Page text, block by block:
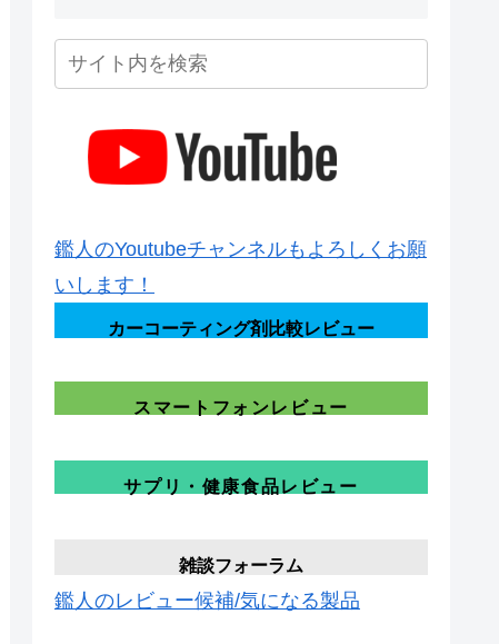
鑑人のYoutubeチャンネルもよろしくお願
いします！
カーコーティング剤比較レビュー
スマートフォンレビュー
サプリ・健康食品レビュー
雑談フォーラム
鑑人のレビュー候補/気になる製品